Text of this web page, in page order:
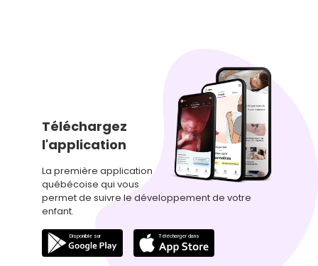
Téléchargez
l'application
La première application
québécoise qui vous
permet de suivre le développement de votre
enfant.